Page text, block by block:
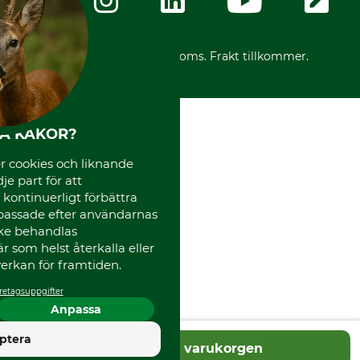
Lägg i varukorgen
Ångerrätt för din beställning
Reklamationer
Frakter
Vår personal
Varumärken
Mässor
Instagram TOS
Media
Code of Conduct
*Alla priser inklusive moms. Frakt tillkommer.
KAKOR?
cookies och liknande
part för att
kontinuerligt förbättra
efter användarnas
behandlas
som helst återkalla eller
för framtiden.
Anpassa